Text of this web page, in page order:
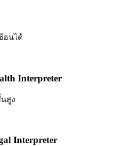
อนได้
Interpreter
สูง
Interpreter